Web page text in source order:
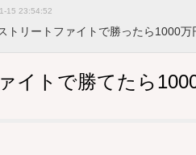
15 23:54:52
トリートファイトで勝ったら1000万
イトで勝てたら